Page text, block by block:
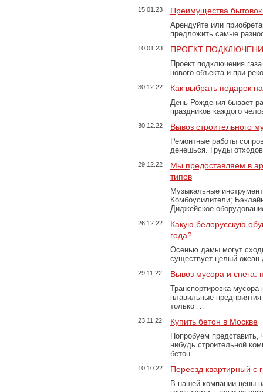
15.01.23 Преимущества
Арендуйте или
предложить самые
10.01.23 ПРОЕКТ
Проект подключения
нового объекта и при
30.12.22 Как выбрать подарок
День Рождения бывает
праздников каждого
30.12.22 Вывоз строительного
Ремонтные работы
денешься. Груды
29.12.22
Мы предоставляем в
типов
Музыкальные
Комбоусилители;
Диджейское
26.12.22
Какую белорусскую
года?
Осенью дамы могут
существует целый
29.11.22 Вывоз мусора и
Транспортировка
плавильные
только …
23.11.22 Купить бетон в Москве
Попробуем представить,
нибудь строительной
бетон …
10.10.22 Переезд квартирный с
В нашей компании цены